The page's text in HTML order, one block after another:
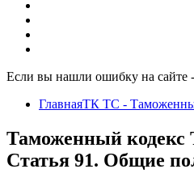
Если вы нашли ошибку на
ГлавнаяТК ТС -
Таможенный кодекс
Статья 91. Общие